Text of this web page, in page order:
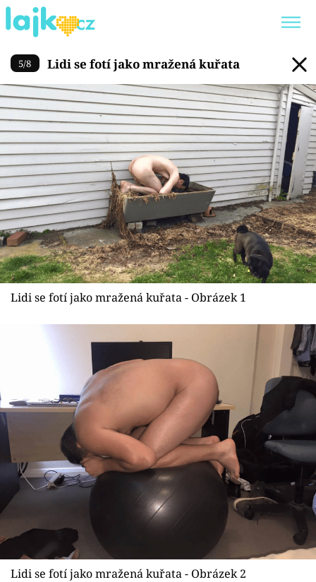
Trendy: KARLOS VÉMOLA
ONLYFANS
SHOPAHOLICADEL
CLASH OF THE STARS
Témata
Showbyznys
Youtubeři
Virály
Sledujte prima+
Přihlášení
Sledujte nás
Lidi se fotí jako mražená
5/8 Lidi se fotí jako mražená kuřata
Lidi se fotí jako mražená kuřata - Obrázek 1
Lidi se fotí jako mražená kuřata - Obrázek 2